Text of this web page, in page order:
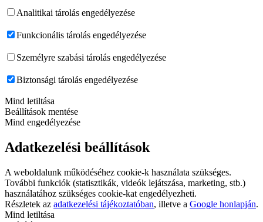
Analitikai tárolás engedélyezése
Funkcionális tárolás engedélyezése
Személyre szabási tárolás engedélyezése
Biztonsági tárolás engedélyezése
Mind letiltása
Beállítások mentése
Mind engedélyezése
Adatkezelési beállítások
A weboldalunk működéséhez cookie-k használata szükséges.
További funkciók (statisztikák, videók lejátszása, marketing, stb.)
használatához szükséges cookie-kat engedélyezheti.
Részletek az adatkezelési tájékoztatóban, illetve a Google honlapján.
Mind letiltása